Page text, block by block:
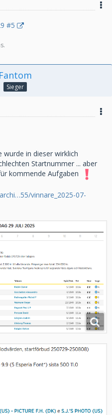
#5
Fantom
Sieger
in dieser wirklich
Startnummer ... aber
kommende Aufgaben
vinnare_2025-07-